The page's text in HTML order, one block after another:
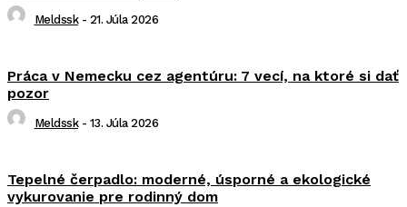
Meldssk - 21. Júla 2026
Práca v Nemecku cez agentúru: 7 vecí, na ktoré si dať
pozor
Meldssk - 13. Júla 2026
Tepelné čerpadlo: moderné, úsporné a ekologické
vykurovanie pre rodinný dom